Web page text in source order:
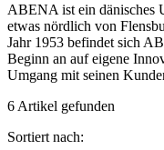
ABENA ist ein dänisches
etwas nördlich von
Jahr 1953 befindet sich
Beginn an auf eigene
Umgang mit seinen
6 Artikel gefunden
Sortiert nach: